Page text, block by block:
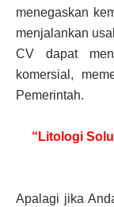
menegaskan
menjalankan
CV dapat
komersial,
Pemerintah.
“Litologi
Apalagi jika